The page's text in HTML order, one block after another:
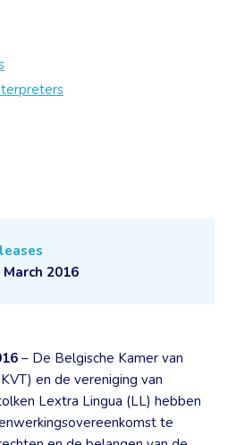
March 2016
– De Belgische Kamer van
en de vereniging van
Lextra Lingua (LL) hebben
te